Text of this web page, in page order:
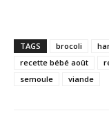
TAGS brocoli
recette bébé août
semoule
viande